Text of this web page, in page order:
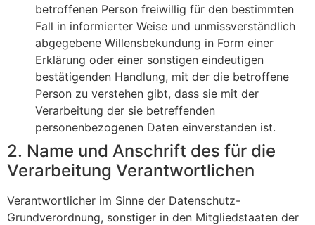
betroffenen Person freiwillig für den bestimmten
Fall in informierter Weise und unmissverständlich
abgegebene Willensbekundung in Form einer
Erklärung oder einer sonstigen eindeutigen
bestätigenden Handlung, mit der die betroffene
Person zu verstehen gibt, dass sie mit der
Verarbeitung der sie betreffenden
personenbezogenen Daten einverstanden ist.
2. Name und Anschrift des für die
Verarbeitung Verantwortlichen
Verantwortlicher im Sinne der Datenschutz-
Grundverordnung, sonstiger in den Mitgliedstaaten der